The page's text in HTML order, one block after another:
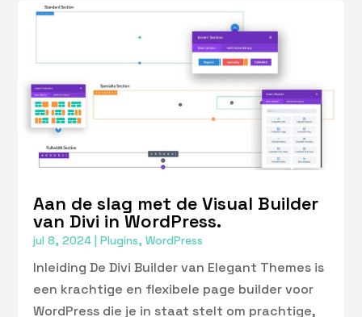
Aan de slag met de Visual Builder
van Divi in WordPress.
jul 8, 2024 |Plugins,WordPress
Inleiding De Divi Builder van Elegant Themes is
een krachtige en flexibele page builder voor
WordPress die je in staat stelt om prachtige,